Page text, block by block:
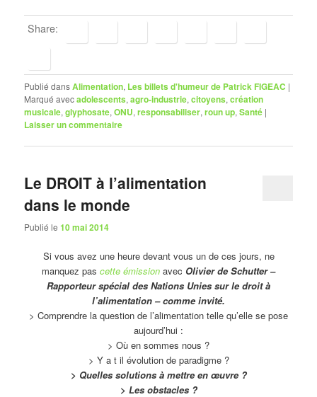
Share:
Publié dansAlimentation, Les billets d'humeur de Patrick FIGEAC |
Marqué avecadolescents,agro-industrie,citoyens,création
musicale,glyphosate,ONU,responsabiliser,roun up,Santé |
Laisser un commentaire
Le DROIT à l’alimentation
dans le monde
Publié le10 mai 2014
Si vous avez une heure devant vous un de ces jours, ne
manquez pas cette émission avec Olivier de Schutter –
Rapporteur spécial des Nations Unies sur le droit à
l’alimentation – comme invité.
> Comprendre la question de l’alimentation telle qu’elle se pose
aujourd’hui :
> Où en sommes nous ?
> Y a t il évolution de paradigme ?
> Quelles solutions à mettre en œuvre ?
> Les obstacles ?